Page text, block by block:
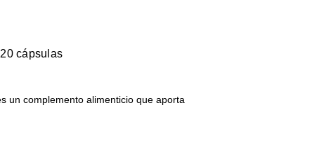
cápsulas
un complemento alimenticio que aporta